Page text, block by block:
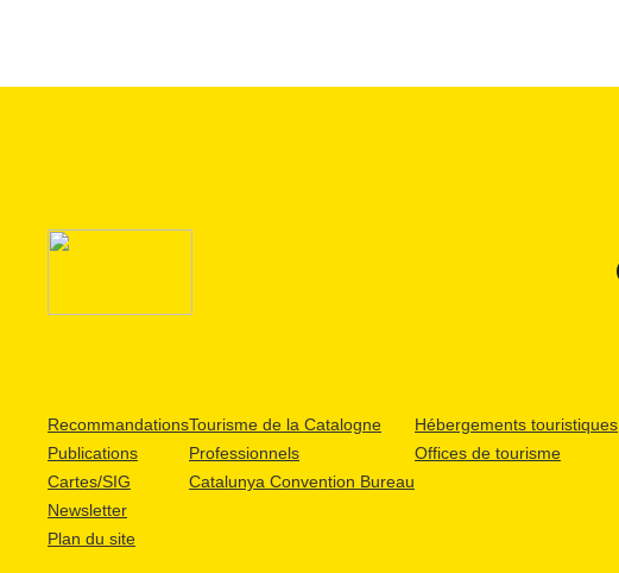
Recommandations
Publications
Cartes/SIG
Newsletter
Plan du site
Tourisme de la Catalogne
Professionnels
Catalunya Convention Bureau
Hébergements touristiques
Offices de tourisme